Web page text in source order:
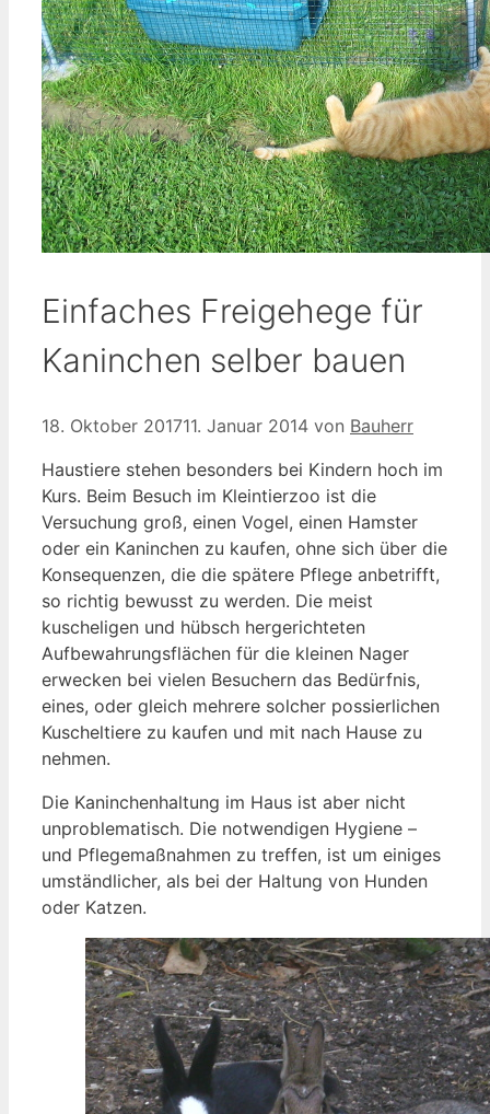
Einfaches Freigehege für
Kaninchen selber bauen
18. Oktober 201711. Januar 2014 von Bauherr
Haustiere stehen besonders bei Kindern hoch im
Kurs. Beim Besuch im Kleintierzoo ist die
Versuchung groß, einen Vogel, einen Hamster
oder ein Kaninchen zu kaufen, ohne sich über die
Konsequenzen, die die spätere Pflege anbetrifft,
so richtig bewusst zu werden. Die meist
kuscheligen und hübsch hergerichteten
Aufbewahrungsflächen für die kleinen Nager
erwecken bei vielen Besuchern das Bedürfnis,
eines, oder gleich mehrere solcher possierlichen
Kuscheltiere zu kaufen und mit nach Hause zu
nehmen.
Die Kaninchenhaltung im Haus ist aber nicht
unproblematisch. Die notwendigen Hygiene –
und Pflegemaßnahmen zu treffen, ist um einiges
umständlicher, als bei der Haltung von Hunden
oder Katzen.